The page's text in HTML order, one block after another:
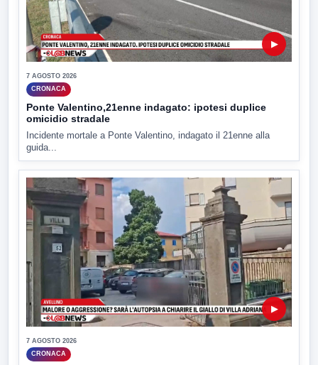
▶
7 AGOSTO 2026
CRONACA
Ponte Valentino,21enne indagato: ipotesi duplice
omicidio stradale
Incidente mortale a Ponte Valentino, indagato il 21enne alla
guida...
▶
7 AGOSTO 2026
CRONACA